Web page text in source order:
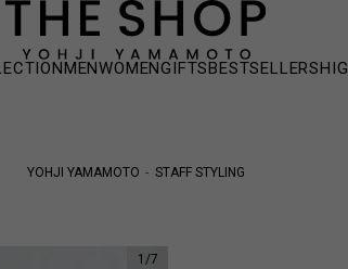
MENWOMENGIFTSBESTSELLERS
YOHJI YAMAMOTO STAFF STYLING
1 /7